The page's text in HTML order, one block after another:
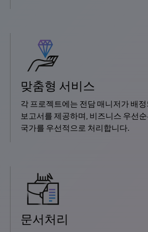
맞춤형 서비스
각 프로젝트에는 전담 매니저가 배
보고서를 제공하며, 비즈니스 우선
국가를 우선적으로 처리합니다.
문서처리